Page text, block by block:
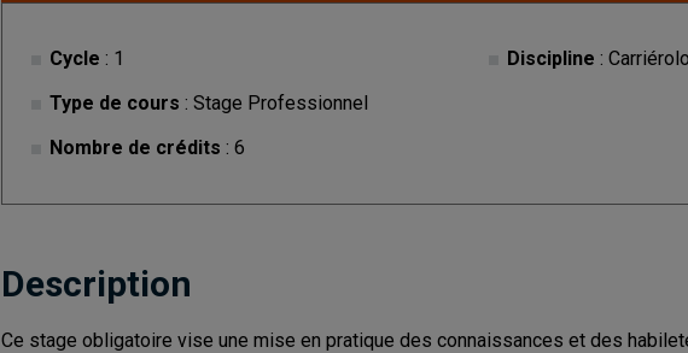
Cycle : 1
Type de cours : Stage Professionnel
Nombre de crédits : 6
Discipline :
Description
Ce stage obligatoire vise une mise en pratique des connaissances et des